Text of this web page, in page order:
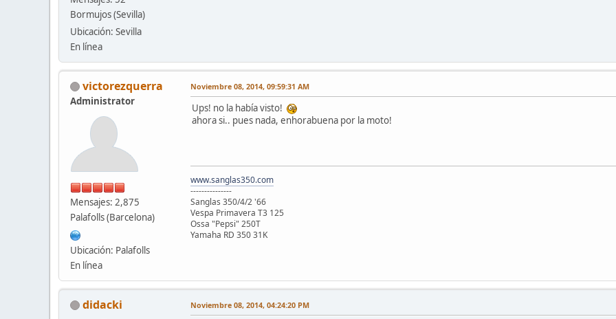
Bormujos (Sevilla)
Ubicación: Sevilla
En línea
victorezquerra
Administrator
Mensajes: 2,875
Palafolls (Barcelona)
Ubicación: Palafolls
En línea
Noviembre 08, 2014, 09:59:31 AM
Ups! no la había visto!
ahora si.. pues nada, enhorabuena por la moto!
www.sanglas350.com
---------------
Sanglas 350/4/2 '66
Vespa Primavera T3 125
Ossa "Pepsi" 250T
Yamaha RD 350 31K
didacki Noviembre 08, 2014, 04:24:20 PM